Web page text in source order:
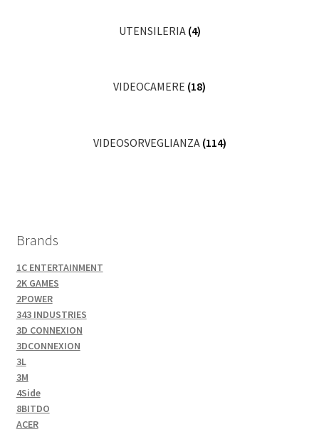
UTENSILERIA (4)
VIDEOCAMERE (18)
VIDEOSORVEGLIANZA (114)
Brands
1C ENTERTAINMENT
2K GAMES
2POWER
343 INDUSTRIES
3D CONNEXION
3DCONNEXION
3L
3M
4Side
8BITDO
ACER